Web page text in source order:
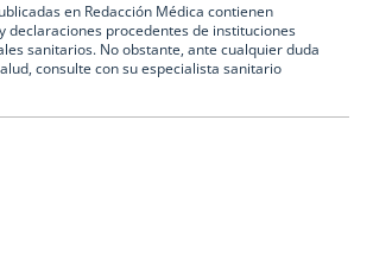
en Redacción Médica contienen
declaraciones procedentes de instituciones
sanitarios. No obstante, ante cualquier duda
consulte con su especialista sanitario